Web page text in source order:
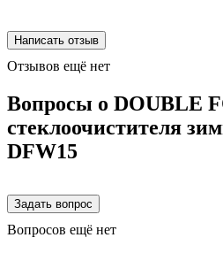
Отзывов ещё нет
Вопросы о DOUBLE
стеклоочистителя
DFW15
Вопросов ещё нет